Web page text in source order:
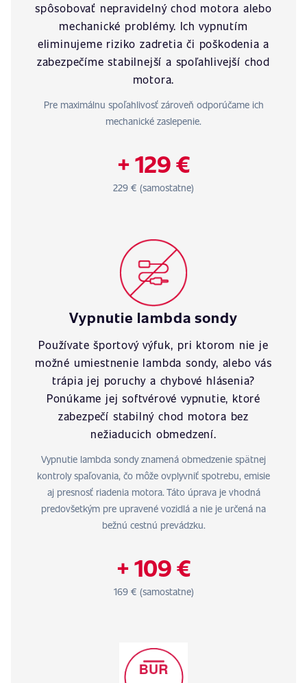
spôsobovať nepravidelný chod motora alebo
mechanické problémy. Ich vypnutím
eliminujeme riziko zadretia či poškodenia a
zabezpečíme stabilnejší a spoľahlivejší chod
motora.
Pre maximálnu spoľahlivosť zároveň odporúčame ich
mechanické zaslepenie.
+ 129 €
229 € (samostatne)
Vypnutie lambda sondy
Používate športový výfuk, pri ktorom nie je
možné umiestnenie lambda sondy, alebo vás
trápia jej poruchy a chybové hlásenia?
Ponúkame jej softvérové vypnutie, ktoré
zabezpečí stabilný chod motora bez
nežiaducich obmedzení.
Vypnutie lambda sondy znamená obmedzenie spätnej
kontroly spaľovania, čo môže ovplyvniť spotrebu, emisie
aj presnosť riadenia motora. Táto úprava je vhodná
predovšetkým pre upravené vozidlá a nie je určená na
bežnú cestnú prevádzku.
+ 109 €
169 € (samostatne)